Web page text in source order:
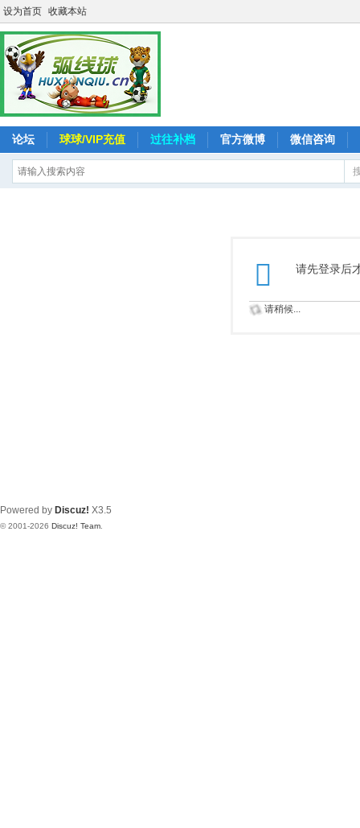
设为首页 收藏本站
论坛 球球/VIP充值 过往补档 官方微博 微信咨询
请先登录后
请稍候...
Powered by Discuz! X3.5
© 2001-2026 Discuz! Team